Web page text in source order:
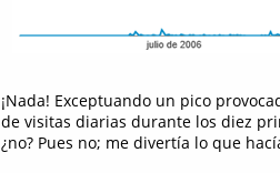
¡Nada! Exceptuando un pico
de visitas diarias durante los diez
¿no? Pues no; me divertía lo que